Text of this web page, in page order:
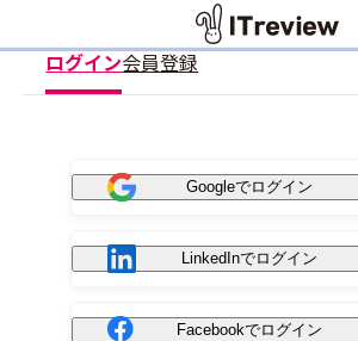
ログイン会員登録
Googleでログイン
LinkedInでログイン
Facebookでログイン